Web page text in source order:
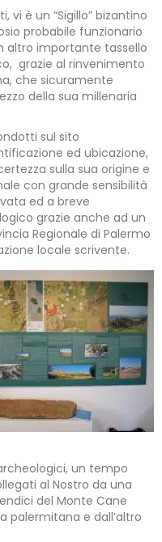
vi è un “Sigillo” bizantino
probabile funzionario
altro importante tassello
grazie al rinvenimento
che sicuramente
della sua millenaria
sul sito
ed ubicazione,
sulla sua origine e
con grande sensibilità
ed a breve
grazie anche ad un
Regionale di Palermo
locale scrivente.
un tempo
al Nostro da una
del Monte Cane
palermitana e dall’altro